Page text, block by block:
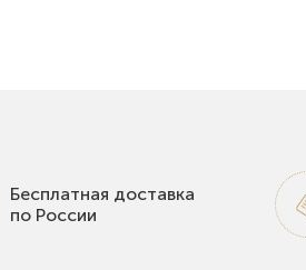
Бесплатная доставка
по России